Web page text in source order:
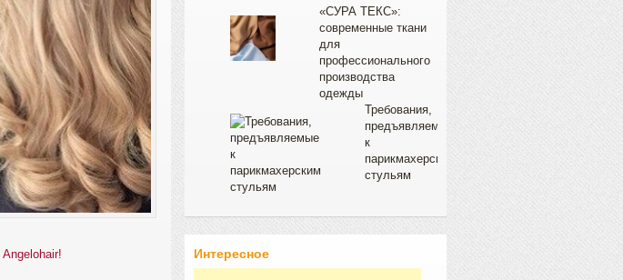
«СУРА ТЕКС»:
современные ткани
для
профессионального
производства
одежды
Требования,
предъявляемые
к
парикмахерским
стульям
Интересное